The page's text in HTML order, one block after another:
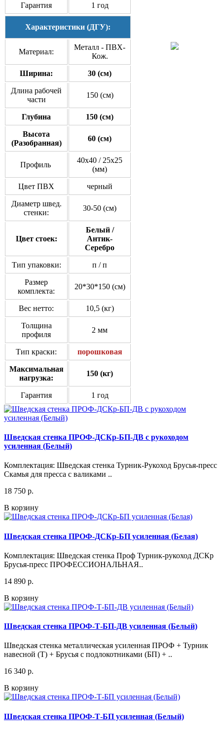
Гарантия 1 год
Характеристики (ДГУ):
Материал:
Металл - ПВХ-
Кож.
Ширина: 30 (см)
Длина рабочей
части
150 (см)
Глубина 150 (см)
Высота
(Разобранная)
60 (см)
Профиль
40x40 / 25x25
(мм)
Цвет ПВХ черный
Диаметр швед.
стенки:
30-50 (см)
Цвет стоек:
Белый /
Антик-
Серебро
Тип упаковки: п / п
Размер
комплекта:
20*30*150 (см)
Вес нетто: 10,5 (кг)
Толщина
профиля
2 мм
Тип краски: порошковая
Максимальная
нагрузка:
150 (кг)
Гарантия 1 год
Шведская стенка ПРОФ-ДСКр-БП-ДВ с рукоходом
усиленная (Белый)
Комплектация: Шведская стенка Турник-Рукоход Брусья-пресс
Скамья для пресса с валиками ..
18 750 р.
В корзину
Шведская стенка ПРОФ-ДСКр-БП усиленная (Белая)
Комплектация: Шведская стенка Проф Турник-рукоход ДСКр
Брусья-пресс ПРОФECСИОНАЛЬНАЯ..
14 890 р.
В корзину
Шведская стенка ПРОФ-Т-БП-ДВ усиленная (Белый)
Шведская стенка металлическая усиленная ПРОФ + Турник
навесной (Т) + Брусья с подлокотниками (БП) + ..
16 340 р.
В корзину
Шведская стенка ПРОФ-Т-БП усиленная (Белый)